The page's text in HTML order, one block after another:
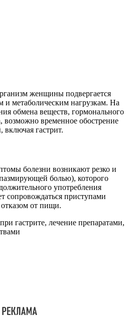
женщины подвергается
и метаболическим нагрузкам. На
обмена веществ, гормонального
возможно временное обострение
включая гастрит.
болезни возникают резко и
болью), которого
употребления
сопровождаться приступами
от пищи.